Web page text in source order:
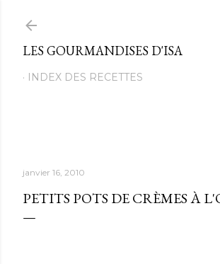
LES GOURMANDISES D'ISA
INDEX DES RECETTES
janvier 16, 2010
PETITS POTS DE CRÈMES À